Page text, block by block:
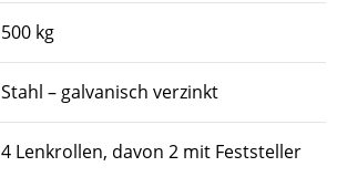
500 kg
Stahl – galvanisch verzinkt
4 Lenkrollen, davon 2 mit Feststeller